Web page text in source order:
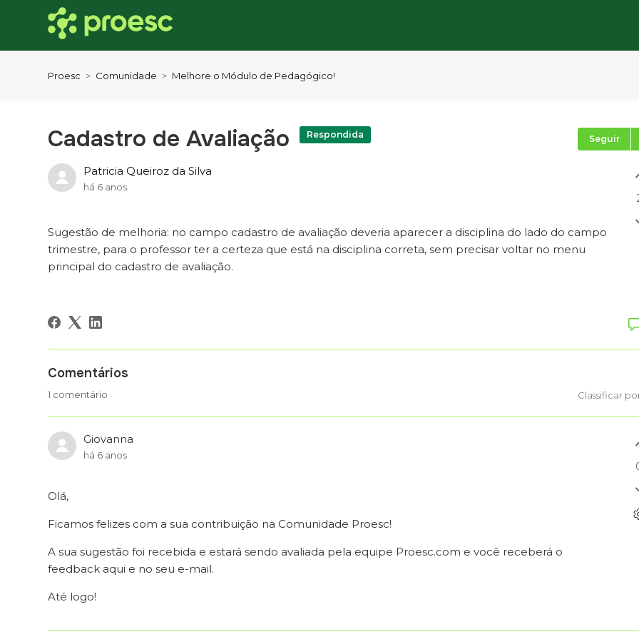
Proesc Comunidade Melhore o Módulo de Pedagógico!
Cadastro de Avaliação Respondida Seguir
Patricia Queiroz da Silva
há 6 anos
Sugestão de melhoria: no campo cadastro de avaliação deveria aparecer a disciplina do lado do campo
trimestre, para o professor ter a certeza que está na disciplina correta, sem precisar voltar no menu
principal do cadastro de avaliação.
Comentários
1 comentário Classificar
Giovanna
há 6 anos
Olá,
Ficamos felizes com a sua contribuição na Comunidade Proesc!
A sua sugestão foi recebida e estará sendo avaliada pela equipe Proesc.com e você receberá o
feedback aqui e no seu e-mail.
Até logo!